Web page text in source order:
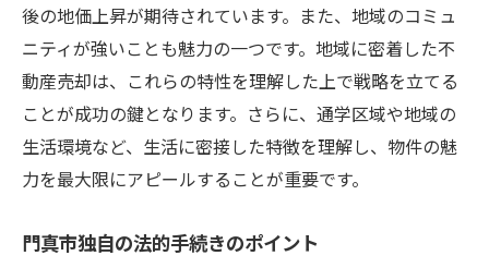
後の地価上昇が期待されています。また、地域のコミュ
ニティが強いことも魅力の一つです。地域に密着した不
動産売却は、これらの特性を理解した上で戦略を立てる
ことが成功の鍵となります。さらに、通学区域や地域の
生活環境など、生活に密接した特徴を理解し、物件の魅
力を最大限にアピールすることが重要です。
門真市独自の法的手続きのポイント